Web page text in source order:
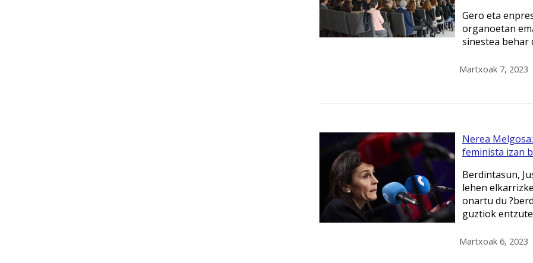
Gero eta
organoetan
sinestea behar
Martxoak 7, 2023
Nerea
feminista izan
Berdintasun,
lehen
onartu du
guztiok
Martxoak 6, 2023